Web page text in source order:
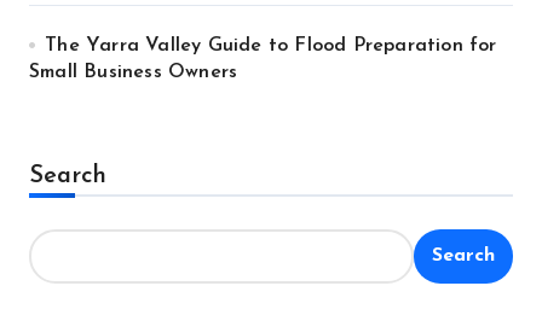
The Yarra Valley Guide to Flood Preparation for
Small Business Owners
Search
Search